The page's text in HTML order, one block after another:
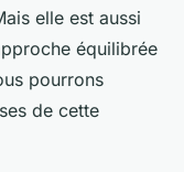
elle est aussi
équilibrée
pourrons
de cette